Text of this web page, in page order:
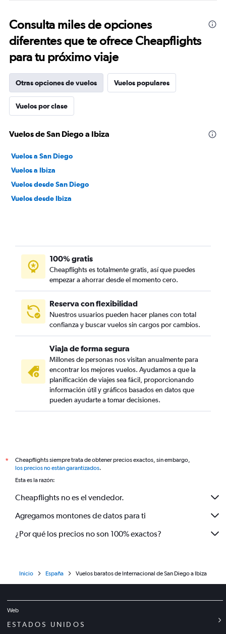
Consulta miles de opciones
diferentes que te ofrece Cheapflights
para tu próximo viaje
Otras opciones de vuelos Vuelos populares
Vuelos por clase
Vuelos de San Diego a Ibiza
Vuelos a San Diego
Vuelos a Ibiza
Vuelos desde San Diego
Vuelos desde Ibiza
100% gratis
Cheapflights es totalmente gratis, así que puedes
empezar a ahorrar desde el momento cero.
Reserva con flexibilidad
Nuestros usuarios pueden hacer planes con total
confianza y buscar vuelos sin cargos por cambios.
Viaja de forma segura
Millones de personas nos visitan anualmente para
encontrar los mejores vuelos. Ayudamos a que la
planificación de viajes sea fácil, proporcionando
información útil y gráficos basados en datos que
pueden ayudarte a tomar decisiones.
*
Cheapflights siempre trata de obtener precios exactos, sin embargo,
los precios no están garantizados.
Esta es la razón:
Cheapflights no es el vendedor.
Agregamos montones de datos para ti
¿Por qué los precios no son 100% exactos?
Inicio España Vuelos baratos de Internacional de San Diego a Ibiza
Web
ESTADOS UNIDOS